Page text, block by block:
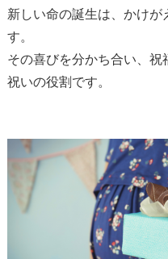
新しい命の誕生は、かけ
す。
その喜びを分かち合い、
祝いの役割です。